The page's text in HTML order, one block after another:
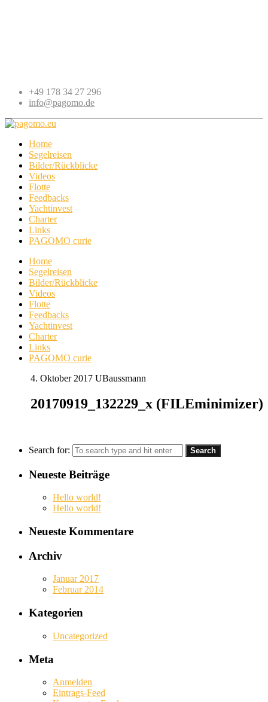
+49 178 34 27 296
info@pagomo.de
Home
Segelreisen
Bilder/Rückblicke
Videos
Flotte
Feedbacks
Yachtinvest
Charter
Links
PAGOMO curie
Home
Segelreisen
Bilder/Rückblicke
Videos
Flotte
Feedbacks
Yachtinvest
Charter
Links
PAGOMO curie
4. Oktober 2017 UBaussmann
20170919_132229_x (FILEminimizer)
Search for:
Neueste Beiträge
Hello world!
Hello world!
Neueste Kommentare
Archiv
Januar 2017
Februar 2014
Kategorien
Uncategorized
Meta
Anmelden
Eintrags-Feed